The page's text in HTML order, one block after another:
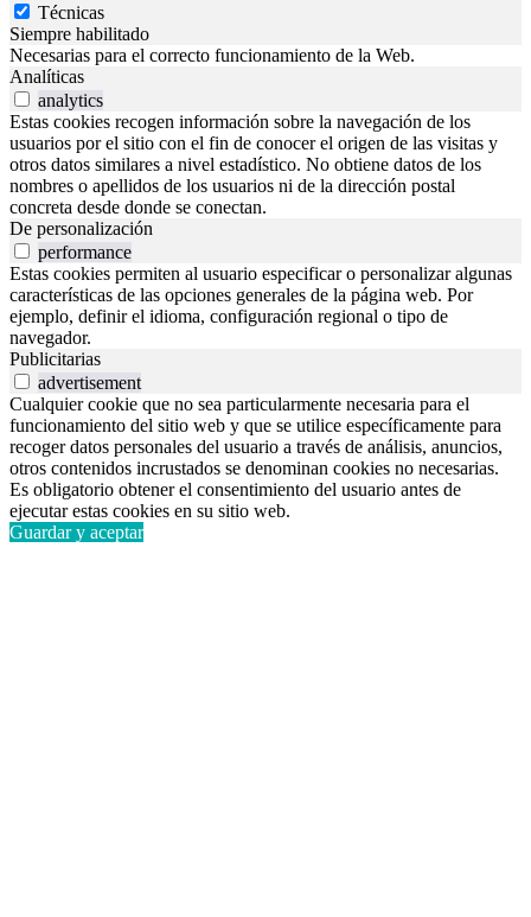
Técnicas
Siempre habilitado
Necesarias para el correcto funcionamiento de la Web.
Analíticas
analytics
Estas cookies recogen información sobre la navegación de los
usuarios por el sitio con el fin de conocer el origen de las visitas y
otros datos similares a nivel estadístico. No obtiene datos de los
nombres o apellidos de los usuarios ni de la dirección postal
concreta desde donde se conectan.
De personalización
performance
Estas cookies permiten al usuario especificar o personalizar algunas
características de las opciones generales de la página web. Por
ejemplo, definir el idioma, configuración regional o tipo de
navegador.
Publicitarias
advertisement
Cualquier cookie que no sea particularmente necesaria para el
funcionamiento del sitio web y que se utilice específicamente para
recoger datos personales del usuario a través de análisis, anuncios,
otros contenidos incrustados se denominan cookies no necesarias.
Es obligatorio obtener el consentimiento del usuario antes de
ejecutar estas cookies en su sitio web.
Guardar y aceptar